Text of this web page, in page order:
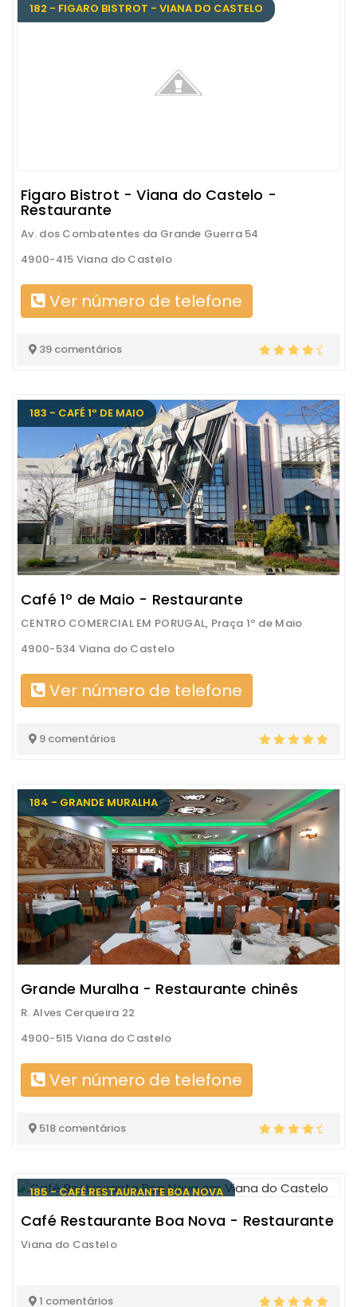
182 - FIGARO BISTROT - VIANA DO CASTELO
Figaro Bistrot - Viana do Castelo -
Restaurante
Av. dos Combatentes da Grande Guerra 54
4900-415 Viana do Castelo
Ver número de telefone
39 comentários
183 - CAFÉ 1º DE MAIO
Café 1º de Maio - Restaurante
CENTRO COMERCIAL EM PORUGAL, Praça 1º de Maio
4900-534 Viana do Castelo
Ver número de telefone
9 comentários
184 - GRANDE MURALHA
Grande Muralha - Restaurante chinês
R. Alves Cerqueira 22
4900-515 Viana do Castelo
Ver número de telefone
518 comentários
185 - CAFÉ RESTAURANTE BOA NOVA
Café Restaurante Boa Nova - Restaurante
Viana do Castelo
1 comentários